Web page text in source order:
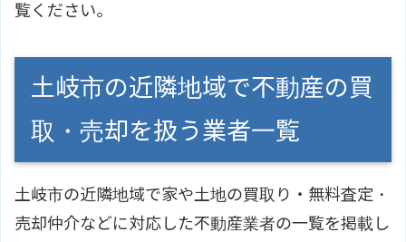
覧ください。
土岐市の近隣地域で不動産の買
取・売却を扱う業者一覧
土岐市の近隣地域で家や土地の買取り・無料査定・
売却仲介などに対応した不動産業者の一覧を掲載し